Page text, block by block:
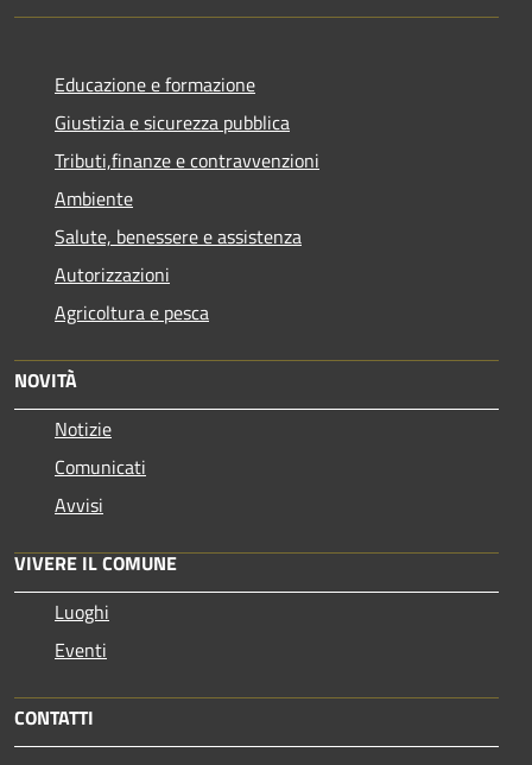
Educazione e formazione
Giustizia e sicurezza pubblica
Tributi,finanze e contravvenzioni
Ambiente
Salute, benessere e assistenza
Autorizzazioni
Agricoltura e pesca
NOVITÀ
Notizie
Comunicati
Avvisi
VIVERE IL COMUNE
Luoghi
Eventi
CONTATTI